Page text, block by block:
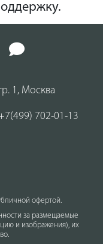
1, Москва
702-01-13
офертой.
за размещаемые
и изображения), их